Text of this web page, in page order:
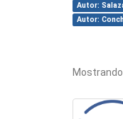
Autor:
Autor: